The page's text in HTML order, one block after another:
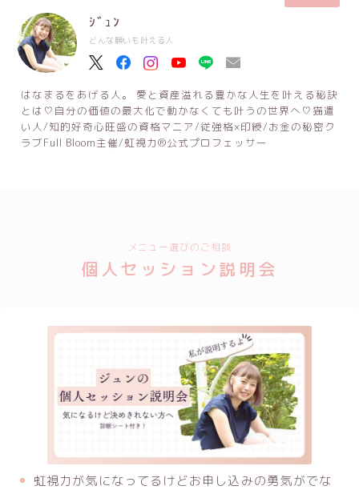
ｼﾞｭﾝ
どんな願いも叶える人
はなまるをあげる人。 愛と資産溢れる豊かな人生を叶える秘訣
とは♡自分の価値の最大化で動かなくても叶うの世界へ♡猫遣
い人/知的好奇心旺盛の資格マニア/従強格×印綬/お金の秘密ク
ラブFull Bloom主催/虹視力®公式プロフェッサー
メニュー選びのご相談
個人セッション説明会
虹視力が気になってるけどお申し込みの勇気がでな